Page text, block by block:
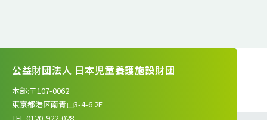
公益財団法人 日本児童養護施設財団
本部:〒107-0062
東京都港区南青山3-4-6 2F